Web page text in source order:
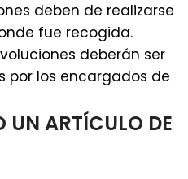
deben de realizarse
fue recogida.
deberán ser
por los encargados de
ARTÍCULO DE